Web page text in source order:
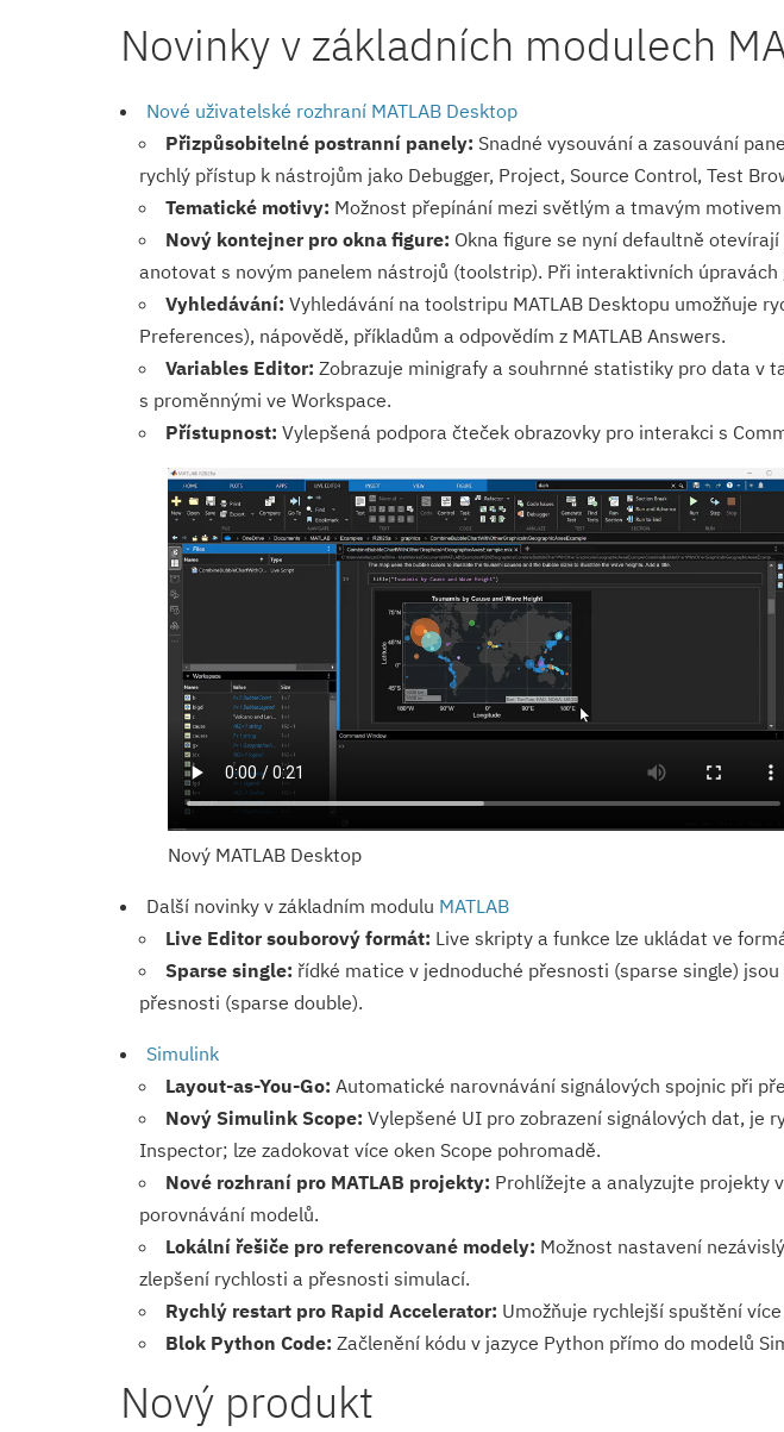
Novinky v základních modulech
Nové uživatelské rozhraní MATLAB Desktop
Přizpůsobitelné postranní panely: Snadné vysouvání a zasouvání
rychlý přístup k nástrojům jako Debugger, Project, Source Control, Test
Tematické motivy: Možnost přepínání mezi světlým a tmavým
Nový kontejner pro okna figure: Okna figure se nyní defaultně
anotovat s novým panelem nástrojů (toolstrip). Při interaktivních
Vyhledávání: Vyhledávání na toolstripu MATLAB Desktopu umožňuje
Preferences), nápovědě, příkladům a odpovědím z MATLAB Answers.
Variables Editor: Zobrazuje minigrafy a souhrnné statistiky pro data v
s proměnnými ve Workspace.
Přístupnost: Vylepšená podpora čteček obrazovky pro interakci s
Nový MATLAB Desktop
Další novinky v základním modulu MATLAB
Live Editor souborový formát: Live skripty a funkce lze ukládat ve
Sparse single: řídké matice v jednoduché přesnosti (sparse single)
přesnosti (sparse double).
Simulink
Layout-as-You-Go: Automatické narovnávání signálových spojnic při
Nový Simulink Scope: Vylepšené UI pro zobrazení signálových dat, je
Inspector; lze zadokovat více oken Scope pohromadě.
Nové rozhraní pro MATLAB projekty: Prohlížejte a analyzujte projekty
porovnávání modelů.
Lokální řešiče pro referencované modely: Možnost nastavení
zlepšení rychlosti a přesnosti simulací.
Rychlý restart pro Rapid Accelerator: Umožňuje rychlejší spuštění
Blok Python Code: Začlenění kódu v jazyce Python přímo do modelů
Nový produkt